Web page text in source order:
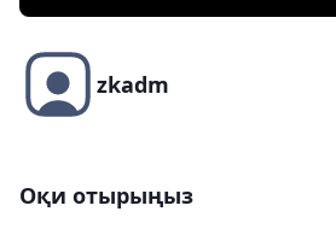
zkadm
Оқи отырыңыз